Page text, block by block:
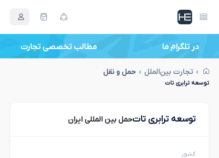
در تلگرام ما مطالب تخصصی تجارت
تجارت بین‌الملل حمل و نقل
توسعه ترابری تات
توسعه ترابری تاتحمل بین المللی ایران
کشور